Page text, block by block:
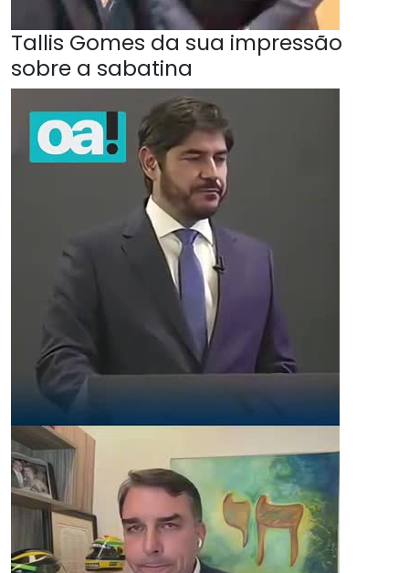
Tallis Gomes da sua impressão
sobre a sabatina